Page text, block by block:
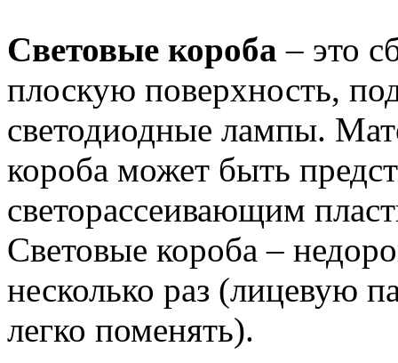
Световые короба – это
плоскую поверхность,
светодиодные лампы.
короба может быть
светорассеивающим
Световые короба –
несколько раз (лицевую
легко поменять).